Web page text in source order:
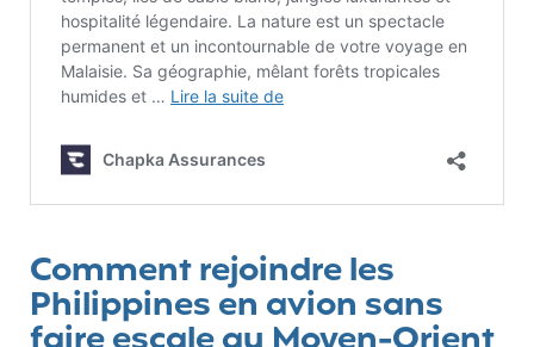
Comment rejoindre les
Philippines en avion sans